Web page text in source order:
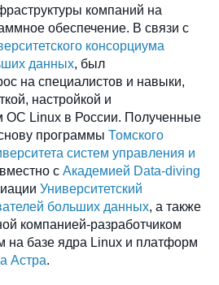
компаний на
обеспечение. В связи с
консорциума
данных, был
на специалистов и навыки,
настройкой и
ОС Linux в России. Полученные
программы Томского
систем управления и
с Академией Data-diving
Университетский
больших данных, а также
компанией-разработчиком
на базе ядра Linux и платформ
Астра.